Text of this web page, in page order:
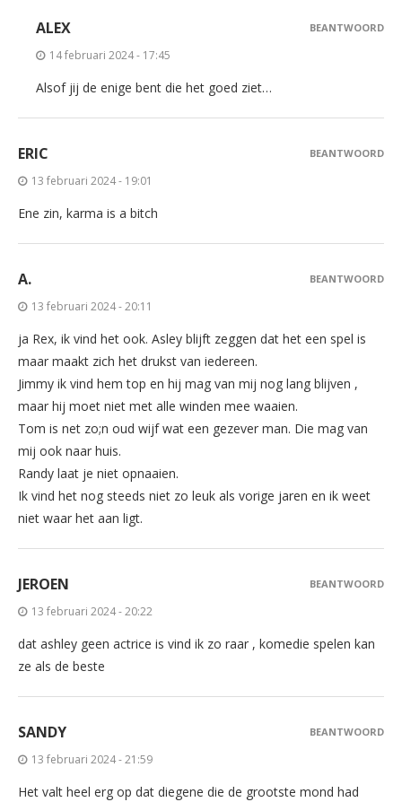
ALEX
14 februari 2024 - 17:45
Alsof jij de enige bent die het goed ziet…
BEANTWOORD
ERIC
13 februari 2024 - 19:01
Ene zin, karma is a bitch
BEANTWOORD
A.
13 februari 2024 - 20:11
ja Rex, ik vind het ook. Asley blijft zeggen dat het een spel is
maar maakt zich het drukst van iedereen.
Jimmy ik vind hem top en hij mag van mij nog lang blijven ,
maar hij moet niet met alle winden mee waaien.
Tom is net zo;n oud wijf wat een gezever man. Die mag van
mij ook naar huis.
Randy laat je niet opnaaien.
Ik vind het nog steeds niet zo leuk als vorige jaren en ik weet
niet waar het aan ligt.
BEANTWOORD
JEROEN
13 februari 2024 - 20:22
dat ashley geen actrice is vind ik zo raar , komedie spelen kan
ze als de beste
BEANTWOORD
SANDY
13 februari 2024 - 21:59
Het valt heel erg op dat diegene die de grootste mond had
BEANTWOORD